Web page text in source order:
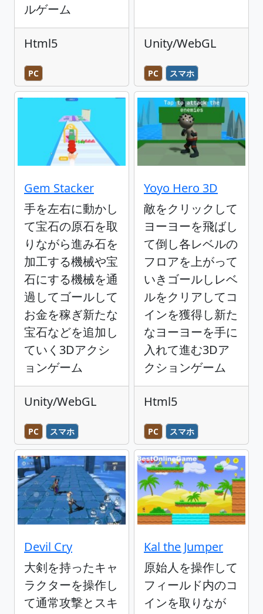
ルゲーム
Html5
PC
Unity/WebGL
PC スマホ
Gem Stacker
手を左右に動かし
て宝石の原石を取
りながら進み石を
加工する機械や宝
石にする機械を通
過してゴールして
お金を稼ぎ新たな
宝石などを追加し
ていく3Dアクシ
ョンゲーム
Unity/WebGL
PC スマホ
Yoyo Hero 3D
敵をクリックして
ヨーヨーを飛ばし
て倒し各レベルの
フロアを上がって
いきゴールしレベ
ルをクリアしてコ
インを獲得し新た
なヨーヨーを手に
入れて進む3Dア
クションゲーム
Html5
PC スマホ
Devil Cry
大剣を持ったキャ
ラクターを操作し
て通常攻撃とスキ
Kal the Jumper
原始人を操作して
フィールド内のコ
インを取りなが